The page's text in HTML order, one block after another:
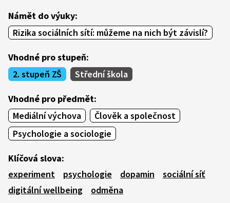
Námět do výuky:
Rizika sociálních sítí: můžeme na nich být závislí?
Vhodné pro stupeň:
2. stupeň ZŠ
Střední škola
Vhodné pro předmět:
Mediální výchova
Člověk a společnost
Psychologie a sociologie
Klíčová slova:
experiment
psychologie dopamin
sociální síť
digitální wellbeing
odměna